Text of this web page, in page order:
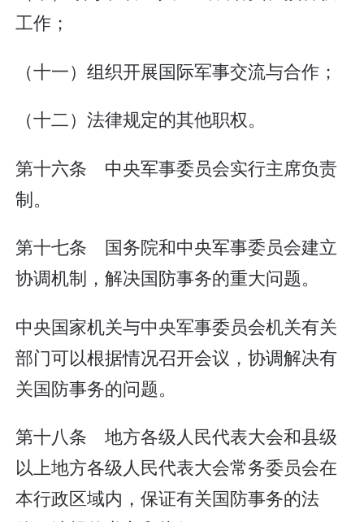
工作；
（十一）组织开展国际军事交流与合作；
（十二）法律规定的其他职权。
第十六条 中央军事委员会实行主席负责
制。
第十七条 国务院和中央军事委员会建立
协调机制，解决国防事务的重大问题。
中央国家机关与中央军事委员会机关有关
部门可以根据情况召开会议，协调解决有
关国防事务的问题。
第十八条 地方各级人民代表大会和县级
以上地方各级人民代表大会常务委员会在
本行政区域内，保证有关国防事务的法